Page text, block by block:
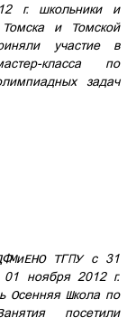
г. школьники и
Томска и Томской
участие в
класса по
задач
ТГПУ с 31
01 ноября 2012 г.
Осенняя Школа по
посетили